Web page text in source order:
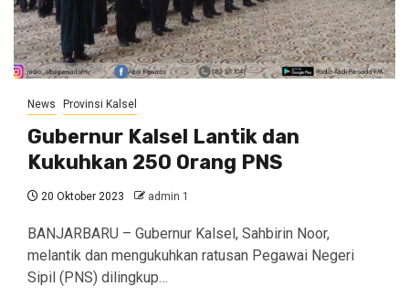
News Provinsi Kalsel
Gubernur Kalsel Lantik dan
Kukuhkan 250 Orang PNS
20 Oktober 2023 admin 1
BANJARBARU – Gubernur Kalsel, Sahbirin Noor,
melantik dan mengukuhkan ratusan Pegawai Negeri
Sipil (PNS) dilingkup…